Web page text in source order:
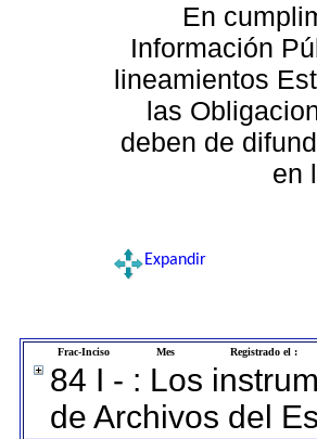
En
Información
lineamientos
las
deben de
en
Expandir
Frac-Inciso Mes Registrado el :
84 I - : Los
de Archivos del